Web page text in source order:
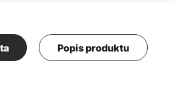
Popis produktu